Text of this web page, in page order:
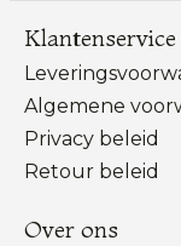
Klantenservice
Algemene
Privacy beleid
Retour beleid
Over ons